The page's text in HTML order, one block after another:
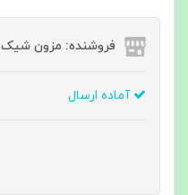
فروشنده: مزون شیک
آماده ارسال